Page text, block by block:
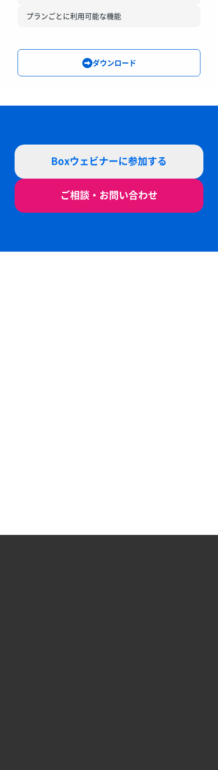
プランごとに利用可能な機能
ダウンロード
Boxウェビナーに参加する
ご相談・お問い合わせ